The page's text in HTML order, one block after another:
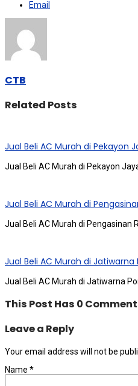
Email
CTB
Related Posts
Jual Beli AC Murah di Pekayon
Jual Beli AC Murah di Pekayon
Jual Beli AC Murah di
Jual Beli AC Murah di Pengasinan
Jual Beli AC Murah di Jatiwarna
Jual Beli AC Murah di Jatiwarna
This Post Has 0
Leave a Reply
Your email address will not be
Name *